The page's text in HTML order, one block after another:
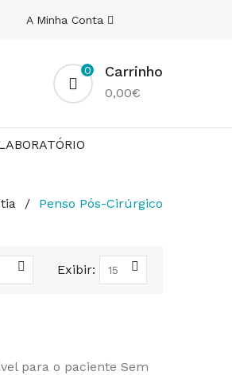
A Minha Conta
0 Carrinho
0,00€
Penso Pós-Cirúrgico
Exibir:
para o paciente Sem